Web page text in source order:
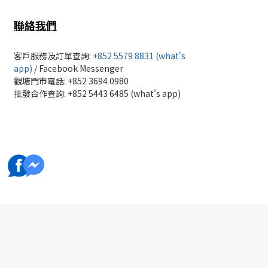
聯絡我們
客戶服務及訂單查詢: +852 5579 8831 (what's
app) /Facebook Messenger
觀塘門市電話: +852 3694 0980
批發合作查詢: +852 5443 6485 (what's app)